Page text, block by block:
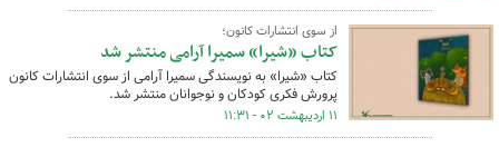
از سوی انتشارات کانون؛
کتاب «شیرا» سمیرا آرامی منتشر شد
کتاب «شیرا» به نویسندگی سمیرا آرامی از سوی انتشارات کانون
پرورش فکری کودکان و نوجوانان منتشر شد.
۱۱ اردیبهشت ۰۲ - ۱۱:۳۱